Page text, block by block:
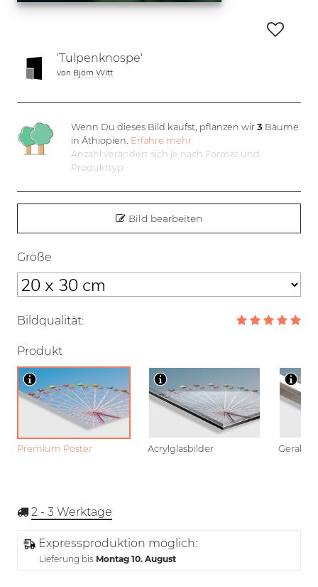
'Tulpenknospe'
von Björn Witt
Wenn Du dieses Bild kaufst, pflanzen wir3 Bäume
in Äthiopien. Erfahre mehr
Anzahl verändert sich je nach Format und
Produkttyp
Bild bearbeiten
Größe
Bildqualität:
Produkt
Premium Poster Acrylglasbilder
2 - 3 Werktage
Expressproduktion möglich:
Lieferung bis Montag 10. August